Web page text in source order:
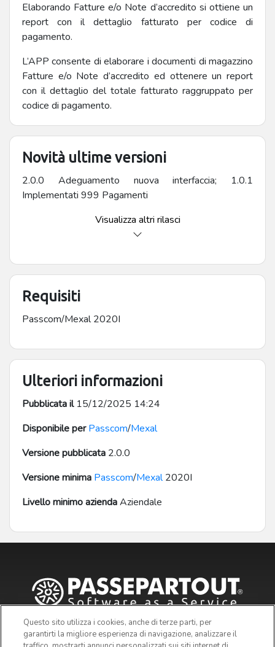
Elaborando Fatture e/o Note d’accredito si ottiene un
report con il dettaglio fatturato per codice di
pagamento.
L’APP consente di elaborare i documenti di magazzino
Fatture e/o Note d’accredito ed ottenere un report
con il dettaglio del totale fatturato raggruppato per
codice di pagamento.
Novità ultime versioni
2.0.0 Adeguamento nuova interfaccia; 1.0.1
Implementati 999 Pagamenti
Visualizza altri rilasci
Requisiti
Passcom/Mexal 2020I
Ulteriori informazioni
Pubblicata il15/12/2025 14:24
Disponibile per Passcom/Mexal
Versione pubblicata 2.0.0
Versione minima Passcom/Mexal2020I
Livello minimo aziendaAziendale
Questo sito utilizza i cookies, anche di terze parti, per
garantirti la migliore esperienza di navigazione, analizzare il